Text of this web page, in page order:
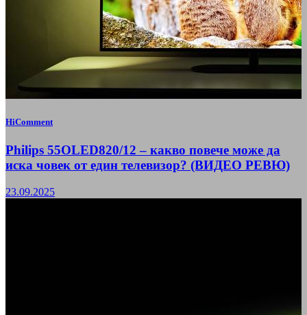
HiComment
Philips 55OLED820/12 – какво повече може да
иска човек от един телевизор? (ВИДЕО РЕВЮ)
23.09.2025